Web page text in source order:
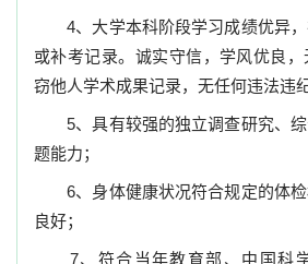
4、大学本科阶段学习成绩优异
或补考记录。诚实守信，学风优良
窃他人学术成果记录，无任何违法
5、具有较强的独立调查研究、
题能力；
6、身体健康状况符合规定的体
良好；
7、符合当年教育部、中国科